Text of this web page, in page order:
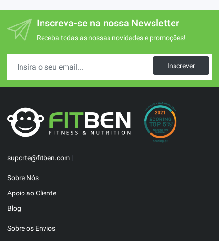
Inscreva-se na nossa Newsletter
Receba todas as nossas novidades e promoções!
Inscrever
suporte@fitben.com |
Sobre Nós
Apoio ao Cliente
Blog
Sobre os Envios